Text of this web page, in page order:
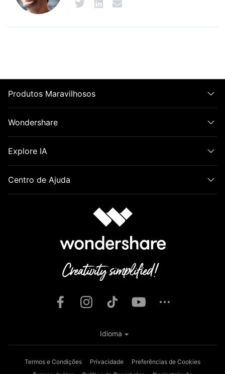
Produtos Maravilhosos
Wondershare
Explore IA
Centro de Ajuda
Termos e Condições Privacidade
Preferências de Cookies
Idioma